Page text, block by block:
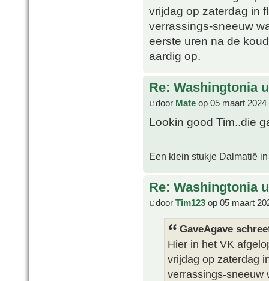
vrijdag op zaterdag in
verrassings-sneeuw
eerste uren na de
aardig op.
Re: Washingtonia
door Mate op 05 maart 2024
Lookin good Tim..die
Een klein stukje Dalmatië
Re: Washingtonia
door Tim123 op 05 maart
GaveAgave
Hier in het VK
vrijdag op zaterdag
verrassings-sneeuw